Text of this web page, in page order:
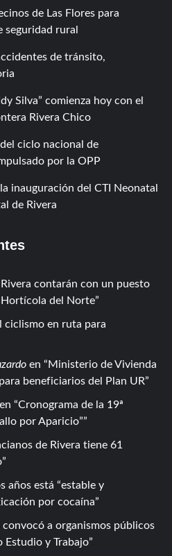
de Las Flores para
rural
de tránsito,
Silva” comienza hoy con el
Rivera Chico
ciclo nacional de
por la OPP
inauguración del CTI Neonatal
de Rivera
contarán con un puesto
del Norte
ciclismo en ruta para
en
Ministerio de Vivienda
beneficiarios del Plan UR
en
Cronograma de la 19ª
por Aparicio”
de Rivera tiene 61
años está “estable y
por cocaína
convocó a organismos públicos
Estudio y Trabajo